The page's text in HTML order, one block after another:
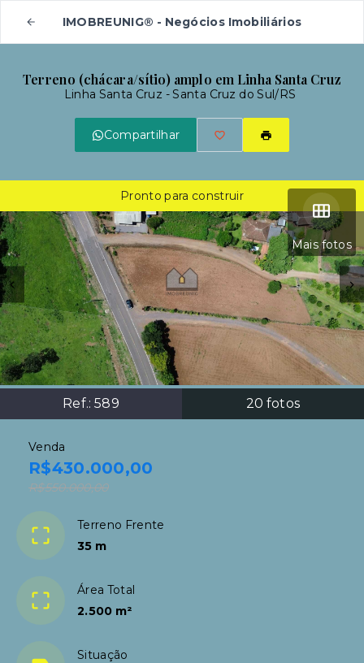
IMOBREUNIG® - Negócios Imobiliários
Terreno (chácara/sítio) amplo em Linha Santa Cruz
Linha Santa Cruz - Santa Cruz do Sul/RS
Compartilhar
Mais fotos
Ref.:589 20 fotos
Pronto para construir
Venda
R$430.000,00
R$550.000,00
Terreno Frente
35 m
Área Total
2.500 m²
Situação